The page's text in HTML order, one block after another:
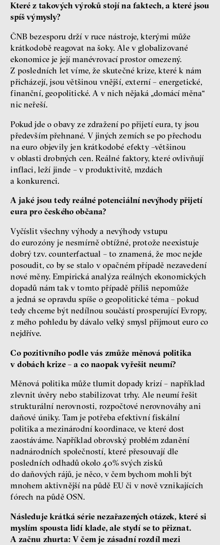
Které z takových výroků stojí na faktech, a které jsou
spíš výmysly?
ČNB bezesporu drží v ruce nástroje, kterými může
krátkodobě reagovat na šoky. Ale v globalizované
ekonomice je její manévrovací prostor omezený.
Z posledních let víme, že skutečné krize, které k nám
přicházejí, jsou většinou vnější, externí – energetické,
finanční, geopolitické. A v nich nějaká „domácí měna“
nic neřeší.
Pokud jde o obavy ze zdražení po přijetí eura, ty jsou
především přehnané. V jiných zemích se po přechodu
na euro objevily jen krátkodobé efekty –většinou
v oblasti drobných cen. Reálné faktory, které ovlivňují
inflaci, leží jinde – v produktivitě, mzdách
a konkurenci.
A jaké jsou tedy reálné potenciální nevýhody přijetí
eura pro českého občana?
Vyčíslit všechny výhody a nevýhody vstupu
do eurozóny je nesmírně obtížné, protože neexistuje
dobrý tzv. counterfactual – to znamená, že moc nejde
posoudit, co by se stalo v opačném případě nezavedení
nové měny. Empirická analýza reálných ekonomických
dopadů nám tak v tomto případě příliš nepomůže
a jedná se opravdu spíše o geopolitické téma – pokud
tedy chceme být nedílnou součástí prosperující Evropy,
z mého pohledu by dávalo velký smysl přijmout euro co
nejdříve.
Co pozitivního podle vás zmůže měnová politika
v dobách krize – a co naopak vyřešit neumí?
Měnová politika může tlumit dopady krizí – například
zlevnit úvěry nebo stabilizovat trhy. Ale neumí řešit
strukturální nerovnosti, rozpočtové nerovnováhy ani
daňové úniky. Tam je potřeba efektivní fiskální
politika a mezinárodní koordinace, ve které dost
zaostáváme. Například obrovský problém zdanění
nadnárodních společností, které přesouvají dle
posledních odhadů okolo 40% svých zisků
do daňových rájů, je něco, v čem bychom mohli být
mnohem aktivnější na půdě EU či v nově vznikajících
fórech na půdě OSN.
Následuje krátká série nezařazených otázek, které si
myslím spousta lidí klade, ale stydí se to přiznat.
A začnu zhurta: V čem je zásadní rozdíl mezi